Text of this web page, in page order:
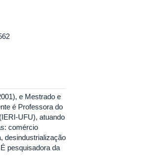
e Mestrado e
é Professora do
UFU), atuando
comércio
desindustrialização
pesquisadora da